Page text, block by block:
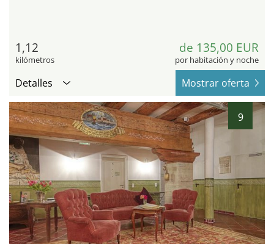
1,12
kilómetros
de 135,00 EUR
por habitación y noche
Detalles Mostrar oferta
9